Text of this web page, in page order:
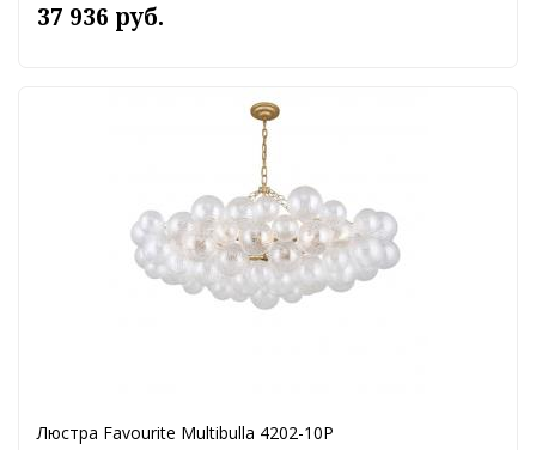
37 936 руб.
Люстра Favourite Multibulla 4202-10P